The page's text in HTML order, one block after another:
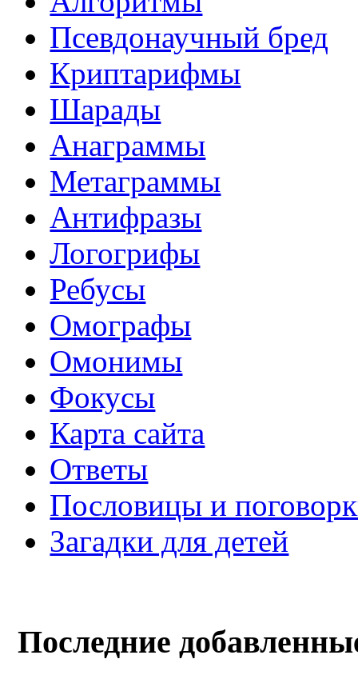
Псевдонаучный бред
Криптарифмы
Шарады
Анаграммы
Метаграммы
Антифразы
Логогрифы
Ребусы
Омографы
Омонимы
Фокусы
Карта сайта
Ответы
Пословицы и
Загадки для детей
Последние